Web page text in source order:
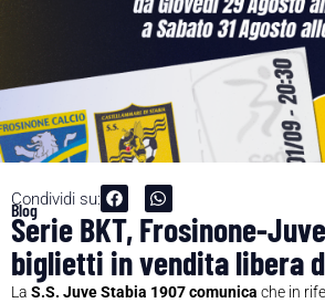
Condividi su:
Blog
Serie BKT, Frosinone-
biglietti in vendita libera
La S.S. Juve Stabia 1907 comunica che in